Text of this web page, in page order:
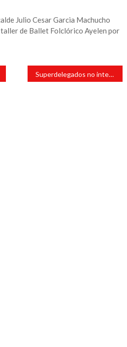
Julio Cesar Garcia Machucho
de Ballet Folclórico Ayelen por
Superdelegados no intervendrán en seguridad, acuerdan gobernadores con AMLO